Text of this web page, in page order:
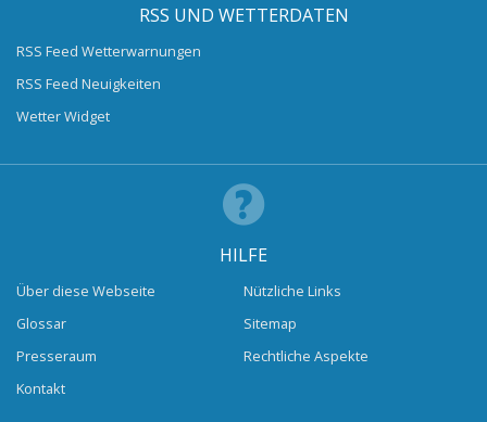
RSS UND WETTERDATEN
RSS Feed Wetterwarnungen
RSS Feed Neuigkeiten
Wetter Widget
HILFE
Über diese Webseite
Glossar
Presseraum
Kontakt
Nützliche Links
Sitemap
Rechtliche Aspekte